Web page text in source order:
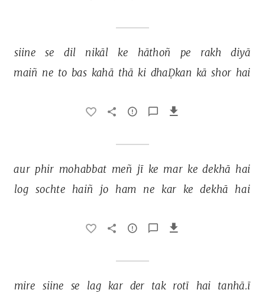
siine se dil nikāl ke hāthoñ pe rakh
diyā
maiñ ne to bas kahā thā ki dhaḌkan kā shor hai
aur phir mohabbat meñ jī ke mar ke dekhā hai
log sochte haiñ jo ham ne kar ke dekhā hai
mire siine se lag kar der tak rotī hai
tanhā.ī